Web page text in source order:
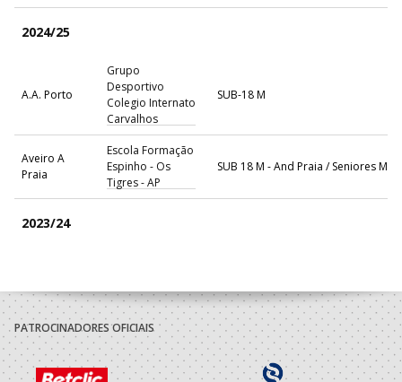
2024/25
A.A. Porto
Grupo
Desportivo
Colegio Internato
Carvalhos
SUB-18 M
Aveiro A
Praia
Escola Formação
Espinho - Os
Tigres - AP
SUB 18 M - And Praia / Seniores M -
2023/24
Tigres - AP
A.A. Porto
Grupo
Desportivo
Colegio Internato
Carvalhos
SUB-16 M / SUB-18 M
PATROCINADORES OFICIAIS